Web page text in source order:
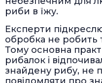
риби в їжу.
Експерти
обробка не робить
Тому основна
рибалок і
знайдену рибу, не
повідомляти про